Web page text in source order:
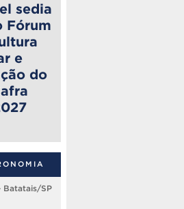
sedia
Fórum
e
do
Batatais/SP